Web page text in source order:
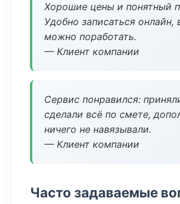
Хорошие цены и понятный
Удобно записаться онлайн,
можно поработать.
— Клиент компании
Сервис понравился:
сделали всё по смете,
ничего не навязывали.
— Клиент компании
Часто задаваемые